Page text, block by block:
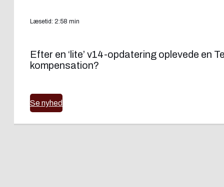
Læsetid: 2:58 min
Efter en ‘lite’ v14-opdatering oplevede en
kompensation?
Se nyhed